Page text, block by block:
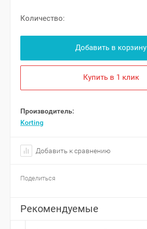
Количество:
Добавить в корзину
Купить в 1 клик
Производитель:
Korting
Добавить к сравнению
Поделиться
Рекомендуемые